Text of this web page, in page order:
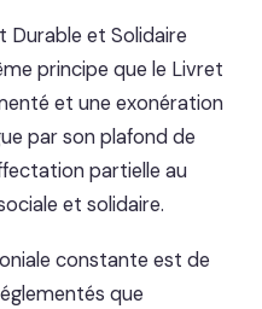
Durable et Solidaire
principe que le Livret
et une exonération
par son plafond de
partielle au
et solidaire.
constante est de
que